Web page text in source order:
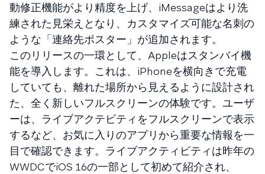
動修正機能がより精度を上げ、iMessageはより洗
練された見栄えとなり、カスタマイズ可能な名刺の
ような「連絡先ポスター」が追加されます。
このリリースの一環として、Appleはスタンバイ機
能を導入します。これは、iPhoneを横向きで充電
していても、離れた場所から見えるように設計され
た、全く新しいフルスクリーンの体験です。ユーザ
ーは、ライブアクテビティをフルスクリーンで表示
するなど、お気に入りのアプリから重要な情報を一
目で確認できます。ライブアクティビティは昨年の
WWDCでiOS 16の一部として初めて紹介され、